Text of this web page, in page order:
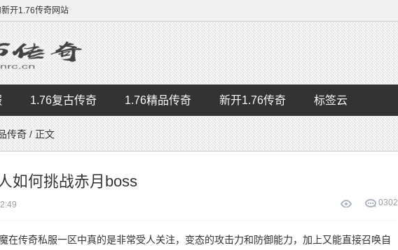
开1.76传奇网站
1.76复古传奇 1.76精品传奇 新开1.76传奇 标签云
传奇/ 正文
如何挑战赤月boss
302
0
在传奇私服一区中真的是非常受人关注，变态的攻击力和防御能力，加上又能直接召唤自